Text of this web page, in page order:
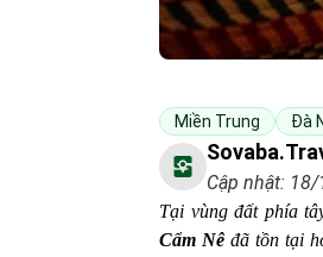
Miền Trung Đà
Cập nhật:
Tại vùng đất phía
Cẩm Nê đã tồn tại